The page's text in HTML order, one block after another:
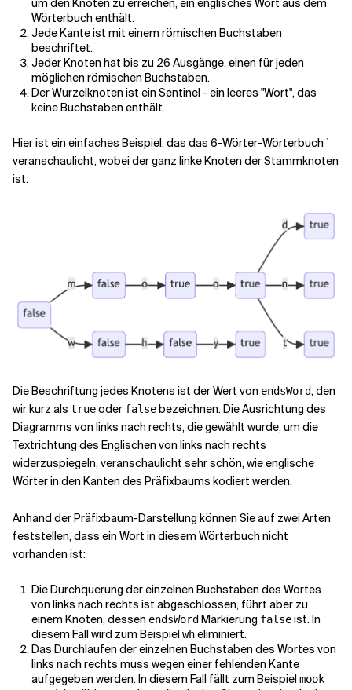
um den Knoten zu erreichen, ein englisches Wort aus dem
Wörterbuch enthält.
Jede Kante ist mit einem römischen Buchstaben
beschriftet.
Jeder Knoten hat bis zu 26 Ausgänge, einen für jeden
möglichen römischen Buchstaben.
Der Wurzelknoten ist ein Sentinel - ein leeres "Wort", das
keine Buchstaben enthält.
Hier ist ein einfaches Beispiel, das das 6-Wörter-Wörterbuch `
veranschaulicht, wobei der ganz linke Knoten der Stammknoten
ist:
Die Beschriftung jedes Knotens ist der Wert von endsWord, den
wir kurz als trueoder falsebezeichnen. Die Ausrichtung des
Diagramms von links nach rechts, die gewählt wurde, um die
Textrichtung des Englischen von links nach rechts
widerzuspiegeln, veranschaulicht sehr schön, wie englische
Wörter in den Kanten des Präfixbaums kodiert werden.
Anhand der Präfixbaum-Darstellung können Sie auf zwei Arten
feststellen, dass ein Wort in diesem Wörterbuch nicht
vorhanden ist:
Die Durchquerung der einzelnen Buchstaben des Wortes
von links nach rechts ist abgeschlossen, führt aber zu
einem Knoten, dessen endsWord Markierung falseist. In
diesem Fall wird zum Beispielwheliminiert.
Das Durchlaufen der einzelnen Buchstaben des Wortes von
links nach rechts muss wegen einer fehlenden Kante
aufgegeben werden. In diesem Fall fällt zum Beispielmook